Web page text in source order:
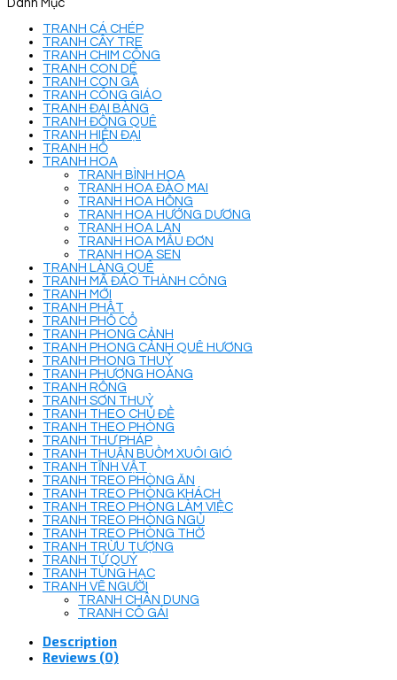
Danh Mục
TRANH CÁ CHÉP
TRANH CÂY TRE
TRANH CHIM CÔNG
TRANH CON DÊ
TRANH CON GÀ
TRANH CÔNG GIÁO
TRANH ĐẠI BÀNG
TRANH ĐỒNG QUÊ
TRANH HIỆN ĐẠI
TRANH HỔ
TRANH HOA
TRANH BÌNH HOA
TRANH HOA ĐÀO MAI
TRANH HOA HỒNG
TRANH HOA HƯỚNG DƯƠNG
TRANH HOA LAN
TRANH HOA MẪU ĐƠN
TRANH HOA SEN
TRANH LÀNG QUÊ
TRANH MÃ ĐÁO THÀNH CÔNG
TRANH MỚI
TRANH PHẬT
TRANH PHỐ CỔ
TRANH PHONG CẢNH
TRANH PHONG CẢNH QUÊ HƯƠNG
TRANH PHONG THUỶ
TRANH PHƯỢNG HOÀNG
TRANH RỒNG
TRANH SƠN THUỶ
TRANH THEO CHỦ ĐỀ
TRANH THEO PHÒNG
TRANH THƯ PHÁP
TRANH THUẬN BUỒM XUÔI GIÓ
TRANH TĨNH VẬT
TRANH TREO PHÒNG ĂN
TRANH TREO PHÒNG KHÁCH
TRANH TREO PHÒNG LÀM VIỆC
TRANH TREO PHÒNG NGỦ
TRANH TREO PHÒNG THỜ
TRANH TRỪU TƯỢNG
TRANH TỨ QUÝ
TRANH TÙNG HẠC
TRANH VẼ NGƯỜI
TRANH CHÂN DUNG
TRANH CÔ GÁI
Description
Reviews (0)